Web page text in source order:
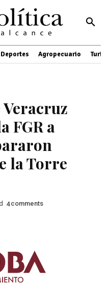
Deportes Agropecuario
FGR a
la Torre
4 comments